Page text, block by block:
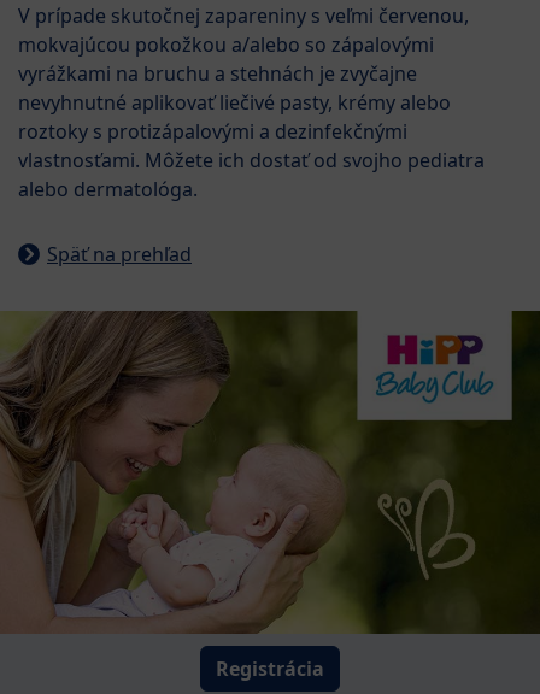
V prípade skutočnej zapareniny s veľmi červenou,
mokvajúcou pokožkou a/alebo so zápalovými
vyrážkami na bruchu a stehnách je zvyčajne
nevyhnutné aplikovať liečivé pasty, krémy alebo
roztoky s protizápalovými a dezinfekčnými
vlastnosťami. Môžete ich dostať od svojho pediatra
alebo dermatológa.
Späť na prehľad
Registrácia